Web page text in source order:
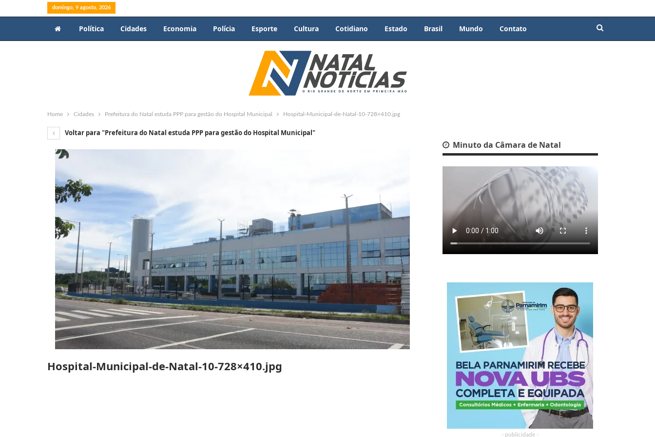
domingo, 9 agosto, 2026
Política Cidades Economia Polícia Esporte Cultura Cotidiano Estado Brasil Mundo Contato
Home Cidades Prefeitura do Natal estuda PPP para gestão do Hospital Municipal Hospital-Municipal-de-Natal-10-728×410.jpg
Voltar para "Prefeitura do Natal estuda PPP para gestão do Hospital Municipal"
Hospital-Municipal-de-Natal-10-728×410.jpg
Minuto da Câmara de Natal
- publicidade -